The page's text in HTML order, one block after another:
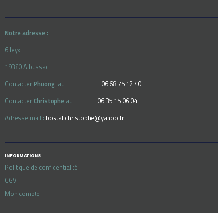
Notre adresse :
6 leyx
19380 Albussac
ContacterPhuong au 06 68 75 12 40
Contacter Christophe au 06 35 15 06 04
Adresse mail : bostal.christophe@yahoo.fr
INFORMATIONS
Politique de confidentialité
CGV
Mon compte